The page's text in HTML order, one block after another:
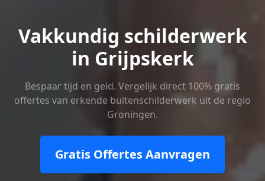
Vakkundig schilderwerk
in Grijpskerk
Bespaar tijd en geld. Vergelijk direct 100% gratis
offertes van erkende buitenschilderwerk uit de regio
Groningen.
Gratis Offertes Aanvragen